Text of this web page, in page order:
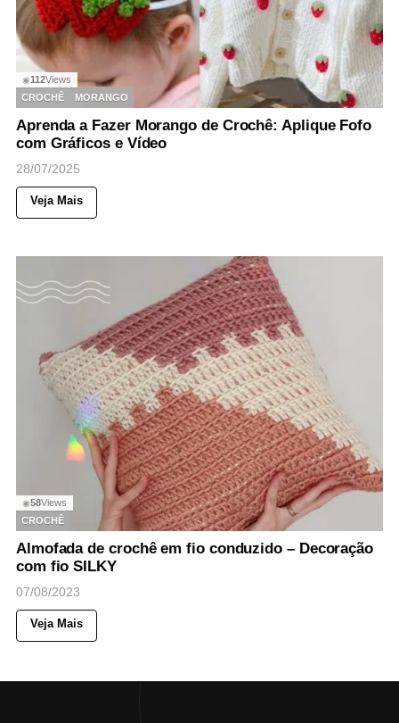
◉112Views
CROCHÊ
MORANGO
Aprenda a Fazer Morango de Crochê: Aplique Fofo
com Gráficos e Vídeo
28/07/2025
Veja Mais
◉58Views
CROCHÊ
Almofada de crochê em fio conduzido – Decoração
com fio SILKY
07/08/2023
Veja Mais